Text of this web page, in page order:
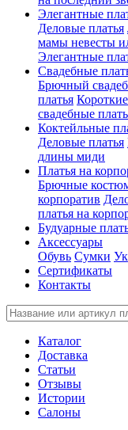
Элегантные
Деловые платья
мамы невесты
Элегантные
Свадебные
Брючный
платья
свадебные
Коктейльные
Деловые платья
длины миди
Платья на
Брючные
корпоратив
платья на
Будуарные
Аксессуары
Обувь Сумки
Сертификаты
Контакты
Каталог
Доставка
Статьи
Отзывы
Истории
Салоны